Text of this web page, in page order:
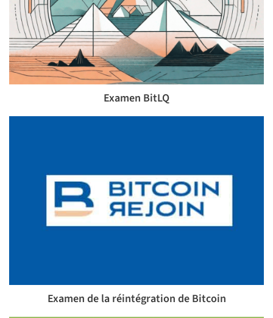
Examen BitLQ
Examen de la réintégration de Bitcoin